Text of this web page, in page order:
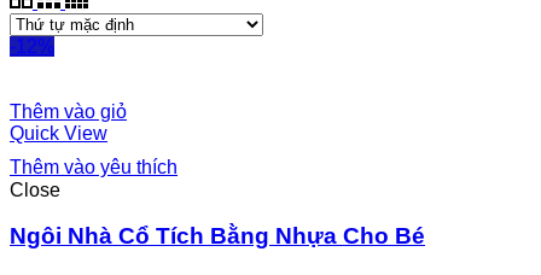
-12%
Thêm vào giỏ
Quick View
Thêm vào yêu thích
Close
Ngôi Nhà Cổ Tích Bằng Nhựa Cho Bé